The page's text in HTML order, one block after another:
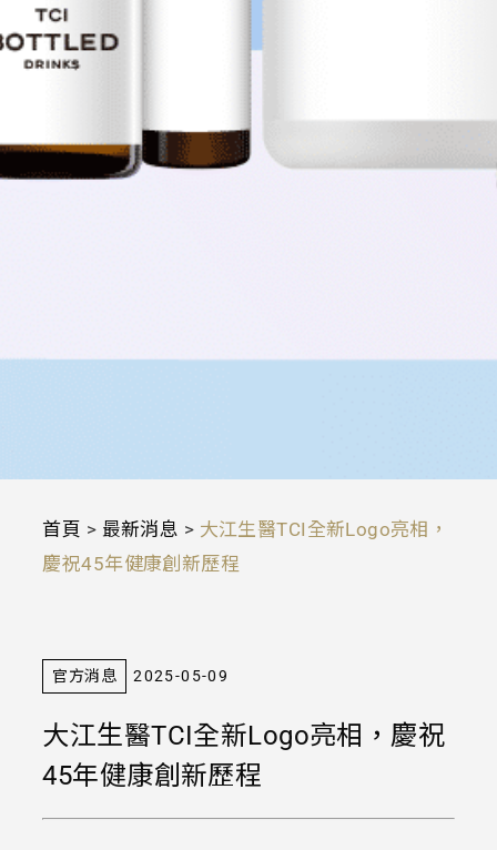
首頁 > 最新消息 > 大江生醫TCI全新Logo亮相，
慶祝45年健康創新歷程
官方消息 2025-05-09
大江生醫TCI全新Logo亮相，慶祝
45年健康創新歷程